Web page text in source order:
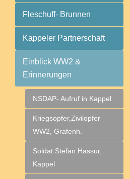
Fleschuff- Brunnen
Kappeler Partnerschaft
Einblick WW2 &
Erinnerungen
NSDAP- Aufruf in Kappel
Kriegsopfer,Zivilopfer
WW2, Grafenh.
Soldat Stefan Hassur,
Kappel